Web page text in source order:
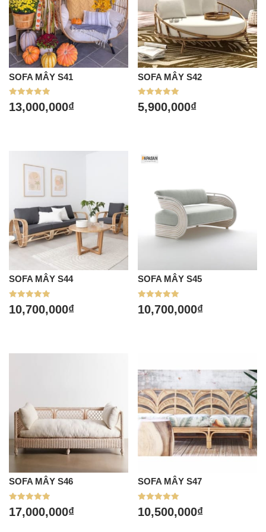
SOFA MÂY S41
Được xếp
hạng
13,000,000₫
SOFA MÂY S42
Được xếp
hạng
5,900,000₫
SOFA MÂY S44
Được xếp
hạng
10,700,000₫
SOFA MÂY S45
Được xếp
hạng
10,700,000₫
SOFA MÂY S46
Được xếp
hạng
17,000,000₫
SOFA MÂY S47
Được xếp
hạng
10,500,000₫